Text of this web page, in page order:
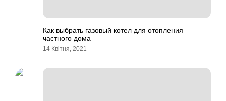
Как выбрать газовый котел для отопления
частного дома
14 Квітня, 2021